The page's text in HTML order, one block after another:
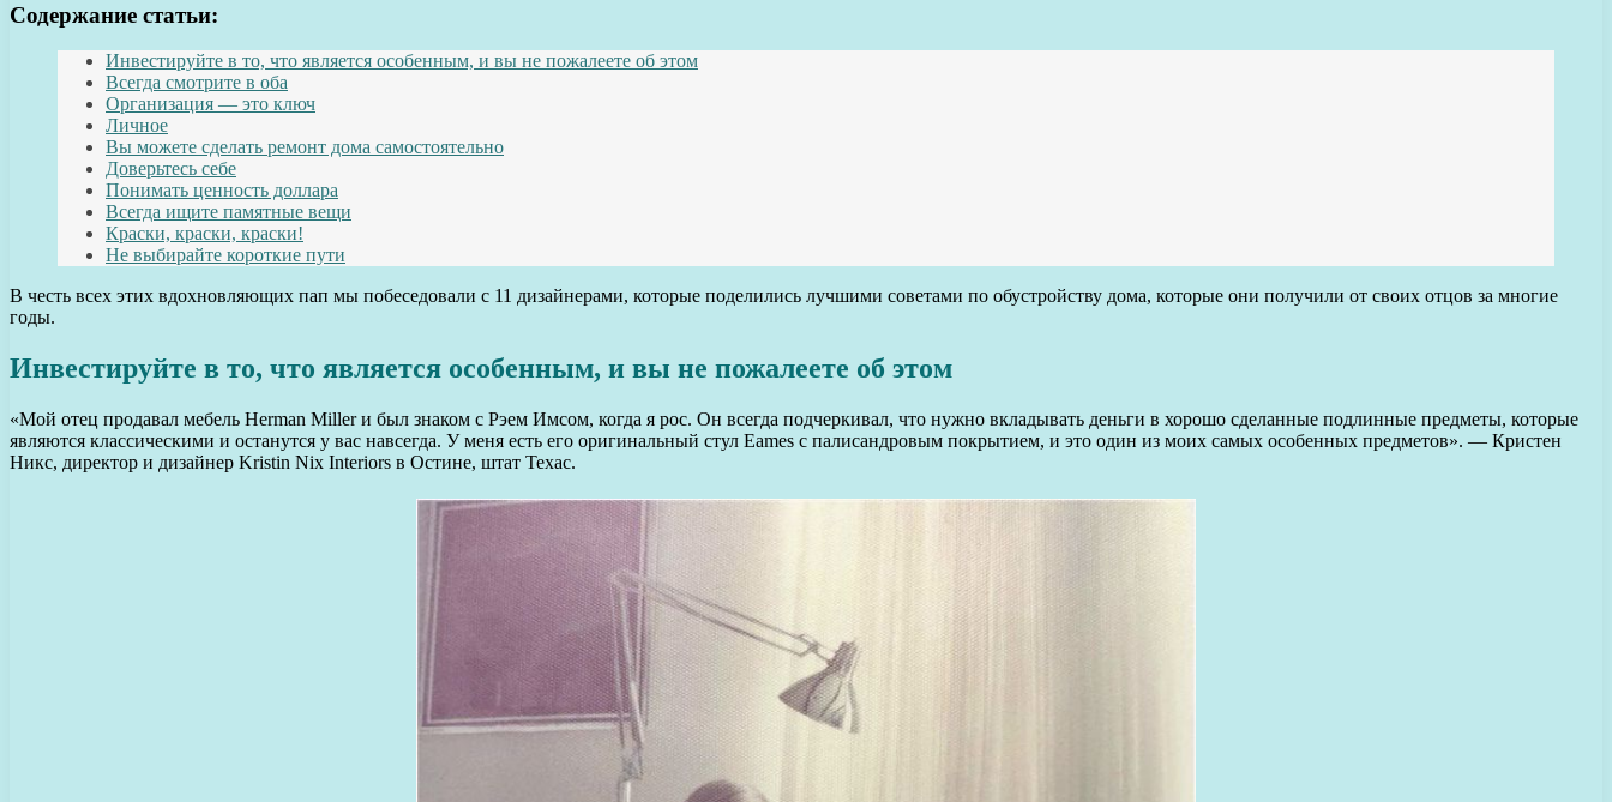
Содержание статьи:
Инвестируйте в то, что является особенным, и вы не пожалеете об этом
Всегда смотрите в оба
Организация — это ключ
Личное
Вы можете сделать ремонт дома самостоятельно
Доверьтесь себе
Понимать ценность доллара
Всегда ищите памятные вещи
Краски, краски, краски!
Не выбирайте короткие пути
В честь всех этих вдохновляющих пап мы побеседовали с 11 дизайнерами, которые поделились лучшими советами по обустройству дома, которые они получили от своих отцов за многие
годы.
Инвестируйте в то, что является особенным, и вы не пожалеете об этом
«Мой отец продавал мебель Herman Miller и был знаком с Рэем Имсом, когда я рос. Он всегда подчеркивал, что нужно вкладывать деньги в хорошо сделанные подлинные предметы, которые
являются классическими и останутся у вас навсегда. У меня есть его оригинальный стул Eames с палисандровым покрытием, и это один из моих самых особенных предметов». — Кристен
Никс, директор и дизайнер Kristin Nix Interiors в Остине, штат Техас.